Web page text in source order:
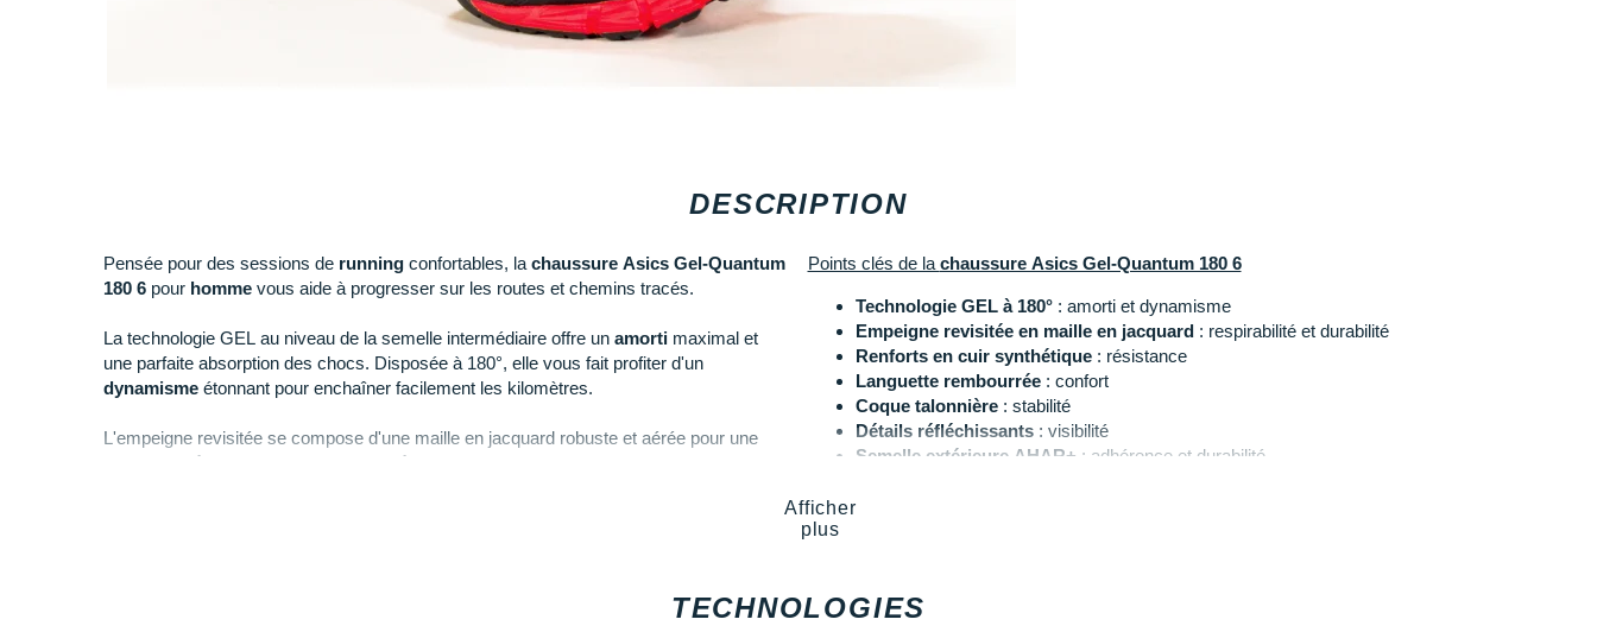
DESCRIPTION
Pensée pour des sessions de running confortables, la chaussure Asics Gel-Quantum
180 6 pour homme vous aide à progresser sur les routes et chemins tracés.
La technologie GEL au niveau de la semelle intermédiaire offre un amorti maximal et
une parfaite absorption des chocs. Disposée à 180°, elle vous fait profiter d'un
dynamisme étonnant pour enchaîner facilement les kilomètres.
L'empeigne revisitée se compose d'une maille en jacquard robuste et aérée pour une
respirabilité
durabilité
Points clés de la chaussure Asics Gel-Quantum 180 6
Technologie GEL à 180°: amorti et dynamisme
Empeigne revisitée en maille en jacquard: respirabilité et durabilité
Renforts en cuir synthétique: résistance
Languette rembourrée: confort
Coque talonnière: stabilité
Détails réfléchissants: visibilité
Semelle extérieure AHAR+ : adhérence et durabilité
Drop
Les autres produits
Afficher
plus
TECHNOLOGIES